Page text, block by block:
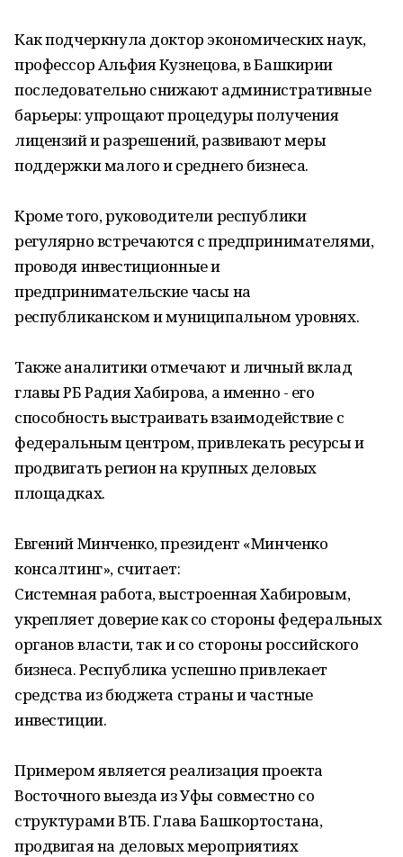
Как подчеркнула доктор экономических наук,
профессор Альфия Кузнецова, в Башкирии
последовательно снижают административные
барьеры: упрощают процедуры получения
лицензий и разрешений, развивают меры
поддержки малого и среднего бизнеса.
Кроме того, руководители республики
регулярно встречаются с предпринимателями,
проводя инвестиционные и
предпринимательские часы на
республиканском и муниципальном уровнях.
Также аналитики отмечают и личный вклад
главы РБ Радия Хабирова, а именно - его
способность выстраивать взаимодействие с
федеральным центром, привлекать ресурсы и
продвигать регион на крупных деловых
площадках.
Евгений Минченко, президент «Минченко
консалтинг», считает:
Системная работа, выстроенная Хабировым,
укрепляет доверие как со стороны федеральных
органов власти, так и со стороны российского
бизнеса. Республика успешно привлекает
средства из бюджета страны и частные
инвестиции.
Примером является реализация проекта
Восточного выезда из Уфы совместно со
структурами ВТБ. Глава Башкортостана,
продвигая на деловых мероприятиях